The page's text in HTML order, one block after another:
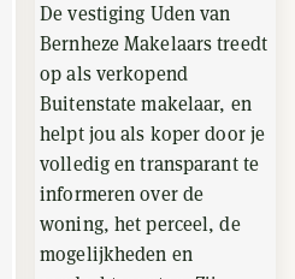
De vestiging Uden van
Bernheze Makelaars treedt
op als verkopend
Buitenstate makelaar, en
helpt jou als koper door je
volledig en transparant te
informeren over de
woning, het perceel, de
mogelijkheden en